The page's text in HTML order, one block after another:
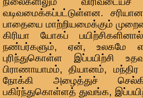
வடிவமைக்கப்பட்டுள்ளன.
பாதையை மாற்றியமைக்கும்
கிரியா யோகப்
நண்பர்களும், ஏன், உலகமே
புரிந்துகொள்ள இப்பயிற்சி
பிராணாயாமம், தியானம்,
நோக்கி அழைத்துச்
பகிர்ந்துகொள்ளத் துவங்க,